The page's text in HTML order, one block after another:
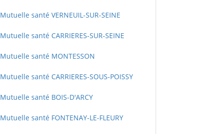
Mutuelle santé VERNEUIL-SUR-SEINE
Mutuelle santé CARRIERES-SUR-SEINE
Mutuelle santé MONTESSON
Mutuelle santé CARRIERES-SOUS-POISSY
Mutuelle santé BOIS-D'ARCY
Mutuelle santé FONTENAY-LE-FLEURY